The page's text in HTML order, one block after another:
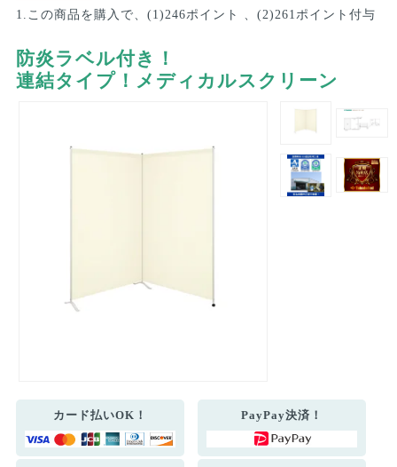
1.この商品を購入で、(1)246ポイント 、(2)261ポイント付与
防炎ラベル付き！
連結タイプ！メディカルスクリーン
カード払いOK！ PayPay決済！